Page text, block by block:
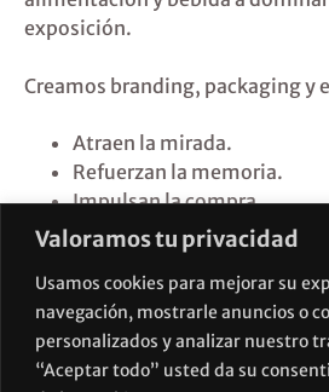
Valoramos tu privacidad
Usamos cookies para mejorar su
navegación, mostrarle anuncios o
personalizados y analizar nuestro
“Aceptar todo” usted da su
exposición.
Creamos branding, packaging y
Atraen la mirada.
Refuerzan la memoria.
Impulsan la compra.
Construyen reputación.
Porque una marca que no se ve…
¿Tu packaging y tu presencia
impulsando tu marca… o la